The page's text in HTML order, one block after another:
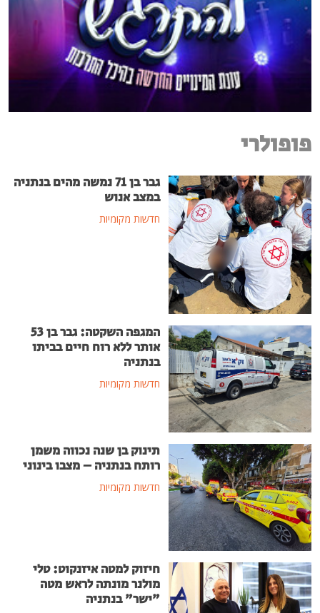
פופולרי
גבר בן 71 נמשה מהים בנתניה
במצב אנוש
חדשות מקומיות
המגפה השקטה: גבר בן 53
אותר ללא רוח חיים בביתו
בנתניה
חדשות מקומיות
תינוק בן שנה נכווה משמן
רותח בנתניה – מצבו בינוני
חדשות מקומיות
חיזוק למטה איזנקוט: טלי
מולנר מונתה לראש מטה
"ישר" בנתניה